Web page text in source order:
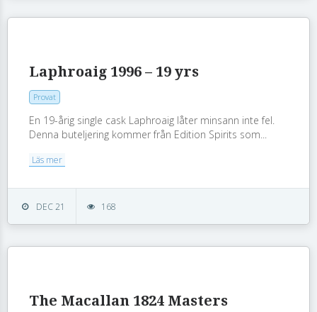
Laphroaig 1996 – 19 yrs
Provat
En 19-årig single cask Laphroaig låter minsann inte fel.
Denna buteljering kommer från Edition Spirits som...
Läs mer
DEC 21 168
The Macallan 1824 Masters